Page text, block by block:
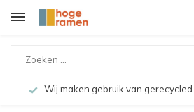
Wij maken gebruik van